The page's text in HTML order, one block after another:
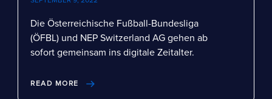
Die Österreichische Fußball-Bundesliga
(ÖFBL) und NEP Switzerland AG gehen ab
sofort gemeinsam ins digitale Zeitalter.
READ MORE